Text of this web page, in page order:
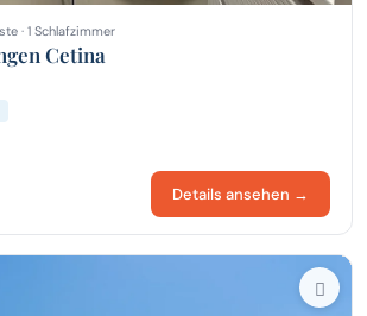
· 1 Schlafzimmer
Cetina
Details ansehen →